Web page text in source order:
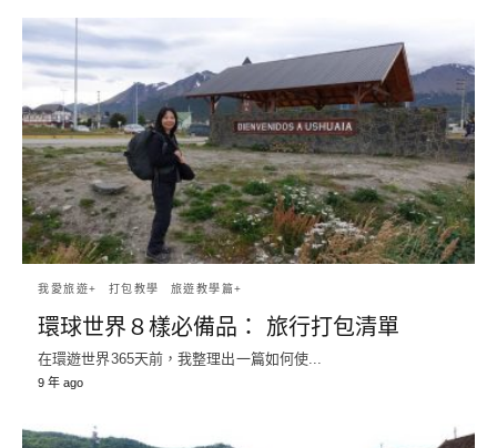
我愛旅遊+ 打包教學 旅遊教學篇+
環球世界８樣必備品： 旅行打包清單
在環遊世界365天前，我整理出一篇如何使...
9 年 ago